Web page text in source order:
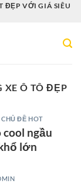
ĐẸP VỚI GIÁ SIÊU
XE Ô TÔ ĐẸP
ĐỀ HOT
cool ngầu
lớn